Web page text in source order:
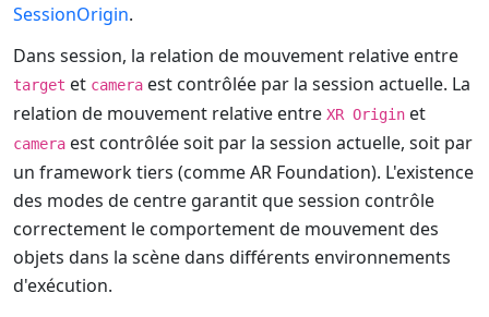
SessionOrigin.
Dans session, la relation de mouvement relative entre
target et camera est contrôlée par la session actuelle. La
relation de mouvement relative entre XR Origin et
camera est contrôlée soit par la session actuelle, soit par
un framework tiers (comme AR Foundation). L'existence
des modes de centre garantit que session contrôle
correctement le comportement de mouvement des
objets dans la scène dans différents environnements
d'exécution.